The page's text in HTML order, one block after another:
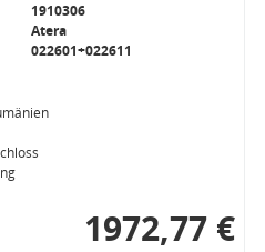
1910306
Atera
022601+022611
1972,77 €